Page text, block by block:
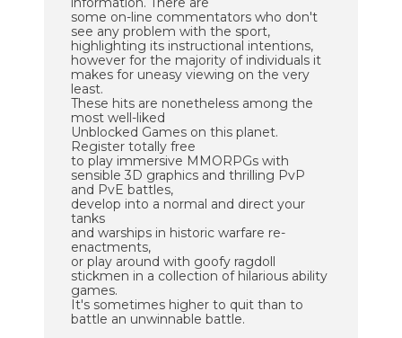
some on-line commentators who don't
see any problem with the sport,
highlighting its instructional intentions,
however for the majority of individuals it
makes for uneasy viewing on the very
least.
These hits are nonetheless among the
most well-liked
Unblocked Games on this planet.
Register totally free
to play immersive MMORPGs with
sensible 3D graphics and thrilling PvP
and PvE battles,
develop into a normal and direct your
tanks
and warships in historic warfare re-
enactments,
or play around with goofy ragdoll
stickmen in a collection of hilarious ability
games.
It's sometimes higher to quit than to
battle an unwinnable battle.